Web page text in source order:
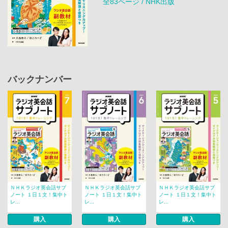
バックナンバー
ＮＨＫラジオ英会話サブ
ノート １日１文！集中ト
レ...
購入
ＮＨＫラジオ英会話サブ
ノート １日１文！集中ト
レ...
購入
ＮＨＫラジオ英会話サブ
ノート １日１文！集中ト
レ...
購入